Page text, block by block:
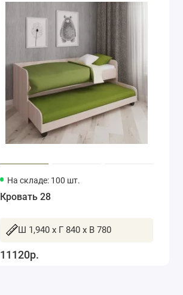
На складе: 100 шт.
Кровать 28
Ш 1,940 x Г 840 x В 780
11120р.